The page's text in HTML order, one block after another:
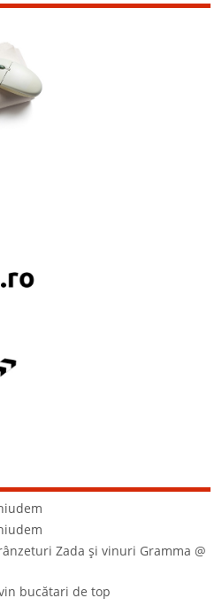
Zada şi vinuri Gramma @
bucătari de top